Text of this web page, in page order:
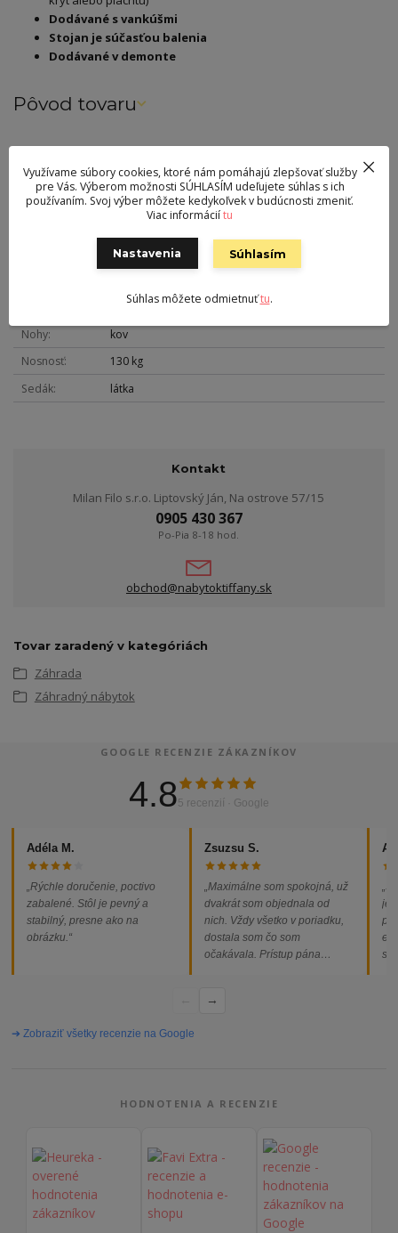
Dodávané s vankúšmi
Stojan je súčasťou balenia
Dodávané v demonte
Pôvod tovaru
Farba
biela
105 cm
19 kg
Nohy
kov
Nosnosť
130 kg
Sedák
látka
Kontakt
Milan Filo s.r.o. Liptovský Ján, Na ostrove 57/15
0905 430 367
Po-Pia 8-18 hod.
obchod@nabytoktiffany.sk
Tovar zaradený v kategóriách
Záhrada
Záhradný nábytok
GOOGLE RECENZIE ZÁKAZNÍKOV
4.85 recenzií · Google
Adéla M.
„Rýchle doručenie, poctivo
zabalené. Stôl je pevný a
stabilný, presne ako na
obrázku.“
Zsuzsu S.
„Maximálne som spokojná, už
dvakrát som objednala od
nich. Vždy všetko v poriadku,
dostala som čo som
očakávala. Prístup pána
problémov. Vrele odporúčam!“
→
➔ Zobraziť všetky recenzie na Google
HODNOTENIA A RECENZIE
Využívame súbory cookies, ktoré nám pomáhajú zlepšovať služby
pre Vás. Výberom možnosti SÚHLASÍM udeľujete súhlas s ich
používaním. Svoj výber môžete kedykoľvek v budúcnosti zmeniť.
Viac informáciítu
Nastavenia Súhlasím
Súhlas môžete odmietnuťtu.